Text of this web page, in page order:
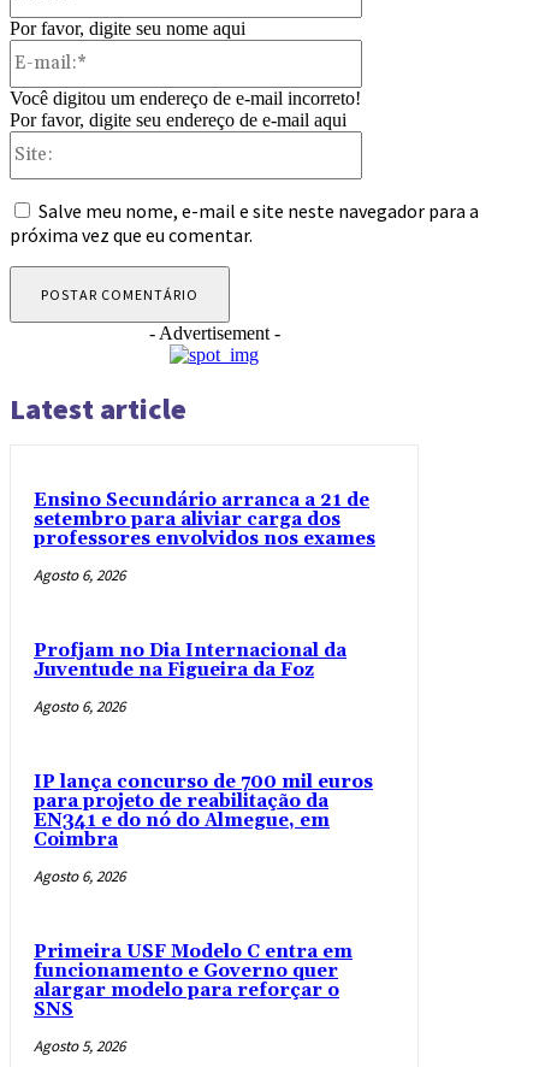
Por favor, digite seu nome aqui
Você digitou um endereço de e-mail incorreto!
Por favor, digite seu endereço de e-mail aqui
Salve meu nome, e-mail e site neste navegador para a
próxima vez que eu comentar.
- Advertisement -
Latest article
Ensino Secundário arranca a 21 de
setembro para aliviar carga dos
professores envolvidos nos exames
Agosto 6, 2026
Profjam no Dia Internacional da
Juventude na Figueira da Foz
Agosto 6, 2026
IP lança concurso de 700 mil euros
para projeto de reabilitação da
EN341 e do nó do Almegue, em
Coimbra
Agosto 6, 2026
Primeira USF Modelo C entra em
funcionamento e Governo quer
alargar modelo para reforçar o
SNS
Agosto 5, 2026